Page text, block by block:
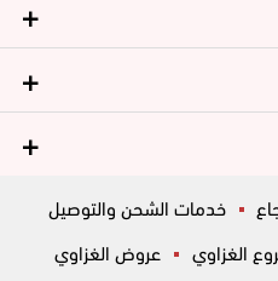
خدمات الشحن والتوصيل
الغزاوي
عروض الغزاوي